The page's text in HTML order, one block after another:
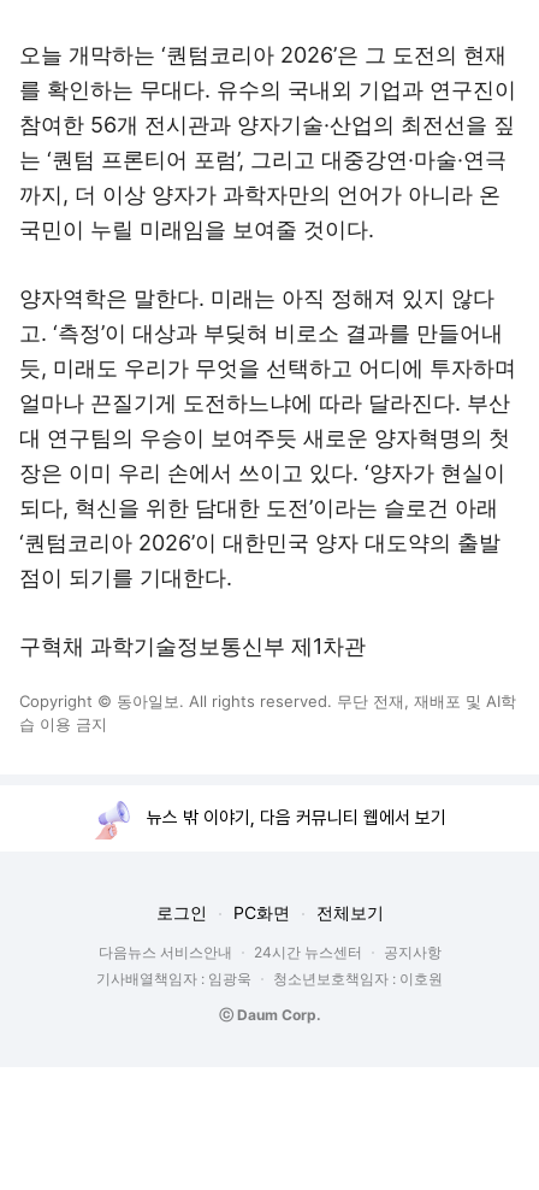
오늘 개막하는 ‘퀀텀코리아 2026’은 그 도전의 현재
를 확인하는 무대다. 유수의 국내외 기업과 연구진이
참여한 56개 전시관과 양자기술·산업의 최전선을 짚
는 ‘퀀텀 프론티어 포럼’, 그리고 대중강연·마술·연극
까지, 더 이상 양자가 과학자만의 언어가 아니라 온
국민이 누릴 미래임을 보여줄 것이다.
양자역학은 말한다. 미래는 아직 정해져 있지 않다
고. ‘측정’이 대상과 부딪혀 비로소 결과를 만들어내
듯, 미래도 우리가 무엇을 선택하고 어디에 투자하며
얼마나 끈질기게 도전하느냐에 따라 달라진다. 부산
대 연구팀의 우승이 보여주듯 새로운 양자혁명의 첫
장은 이미 우리 손에서 쓰이고 있다. ‘양자가 현실이
되다, 혁신을 위한 담대한 도전’이라는 슬로건 아래
‘퀀텀코리아 2026’이 대한민국 양자 대도약의 출발
점이 되기를 기대한다.
구혁채 과학기술정보통신부 제1차관
Copyright © 동아일보. All rights reserved. 무단 전재, 재배포 및 AI학
습 이용 금지
뉴스 밖 이야기, 다음 커뮤니티 웹에서 보기
로그인 PC화면 전체보기
다음뉴스 서비스안내 24시간 뉴스센터
공지사항
기사배열책임자 : 임광욱
청소년보호책임자 : 이호원
ⓒ Daum Corp.